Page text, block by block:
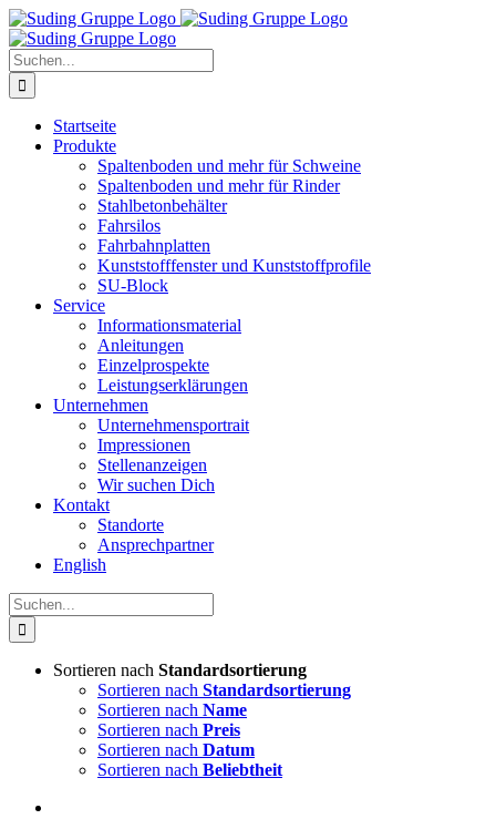
Zum
Inhalt
springen
Suche
nach:
Startseite
Produkte
Spaltenboden und mehr für Schweine
Spaltenboden und mehr für Rinder
Stahlbetonbehälter
Fahrsilos
Fahrbahnplatten
Kunststofffenster und Kunststoffprofile
SU-Block
Service
Informationsmaterial
Anleitungen
Einzelprospekte
Leistungserklärungen
Unternehmen
Unternehmensportrait
Impressionen
Stellenanzeigen
Wir suchen Dich
Kontakt
Standorte
Ansprechpartner
English
Suche
nach:
Sortieren nach Standardsortierung
Sortieren nach Standardsortierung
Sortieren nach Name
Sortieren nach Preis
Sortieren nach Datum
Sortieren nach Beliebtheit